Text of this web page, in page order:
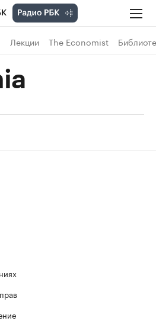
Лекции The Economist